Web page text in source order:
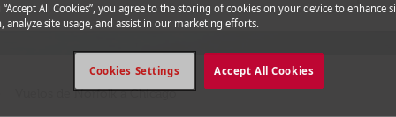
Vuelos de Norfolk a Chicago
“Accept All Cookies”, you agree to the storing of cookies on your device to enhance
analyze site usage, and assist in our marketing efforts.
Accept All Cookies
Cookies Settings